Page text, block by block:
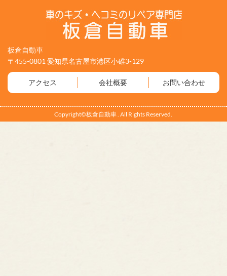
板倉自動車
〒455-0801 愛知県名古屋市港区小碓3-129
アクセス 会社概要 お問い合わせ
Copyright©板倉自動車 . All Rights Reserved.